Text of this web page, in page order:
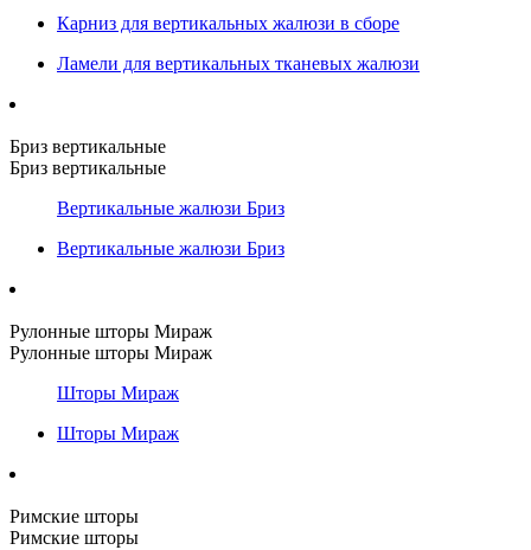
Карниз для вертикальных жалюзи в сборе
Ламели для вертикальных тканевых жалюзи
Бриз вертикальные
Бриз вертикальные
Вертикальные жалюзи Бриз
Вертикальные жалюзи Бриз
Рулонные шторы Мираж
Рулонные шторы Мираж
Шторы Мираж
Шторы Мираж
Римские шторы
Римские шторы